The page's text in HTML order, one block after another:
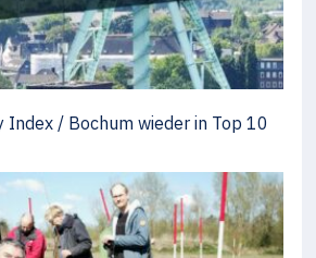
Index / Bochum wieder in Top 10